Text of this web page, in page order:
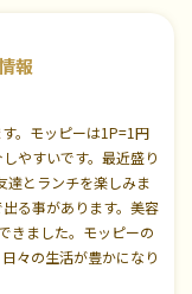
報
。モッピーは1P=1円
やすいです。最近盛り
達とランチを楽しみま
る事があります。美容
きました。モッピーの
々の生活が豊かになり